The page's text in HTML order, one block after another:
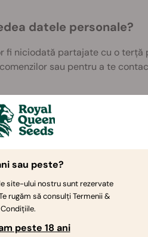
datele personale?
fi niciodată partajate cu o terță
sau pentru a te
formularul de contact de
ca mai întâi să te conectezi la
suplimentare,
sau peste?
site-ului nostru sunt rezervate
rugăm să consulți Termenii &
Condițiile.
peste 18 ani